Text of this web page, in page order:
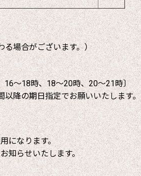
場合がございます。）
16～18時、18～20時、20～21時〕
降の期日指定でお願いいたします。
になります。
知らせいたします。